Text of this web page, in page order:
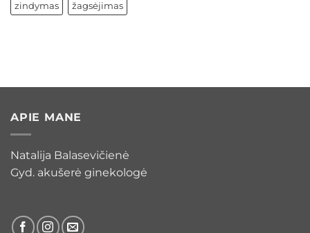
zindymas žagsėjimas
APIE MANE
Natalija Balasevičienė
Gyd. akušerė ginekologė